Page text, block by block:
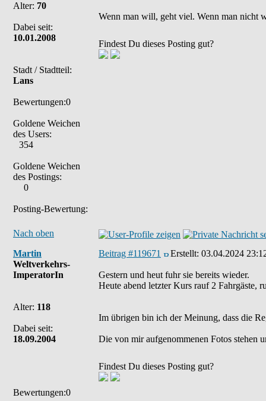
Alter: 70
Dabei seit:
10.01.2008
Stadt / Stadtteil:
Lans
Bewertungen:0
Goldene Weichen
des Users:
354
Goldene Weichen
des Postings:
0
Posting-Bewertung:
Wenn man will, geht viel. Wenn man nicht
Findest Du dieses Posting gut?
Nach oben
Martin
Weltverkehrs-
ImperatorIn
Alter: 118
Dabei seit:
18.09.2004
Bewertungen:0
Beitrag #119671 Erstellt: 03.04.2024
Gestern und heut fuhr sie bereits wieder.
Heute abend letzter Kurs rauf 2 Fahrgäste,
Im übrigen bin ich der Meinung, dass die
Die von mir aufgenommenen Fotos stehen
Findest Du dieses Posting gut?